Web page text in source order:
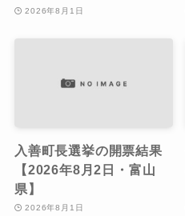
2026年8月1日
入善町長選挙の開票結果
【2026年8月2日・富山
県】
2026年8月1日